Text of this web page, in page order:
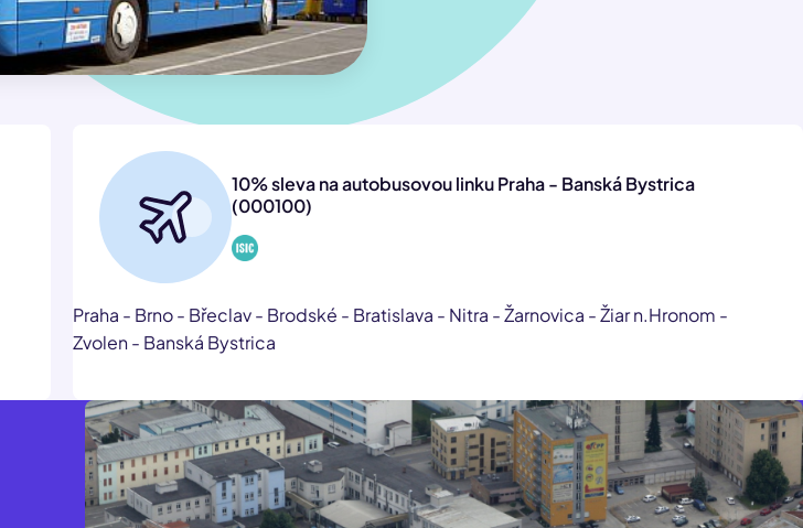
10% sleva na autobusovou linku Praha - Banská Bystrica
(000100)
Praha - Brno - Břeclav - Brodské - Bratislava - Nitra - Žarnovica - Žiar n.Hronom -
Zvolen - Banská Bystrica